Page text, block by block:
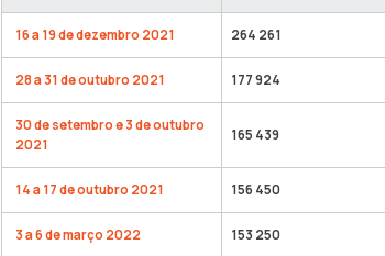
16 a 19 de dezembro 2021 264 261
28 a 31 de outubro 2021 177 924
30 de setembro e 3 de outubro
2021
165 439
14 a 17 de outubro 2021 156 450
3 a 6 de março 2022 153 250